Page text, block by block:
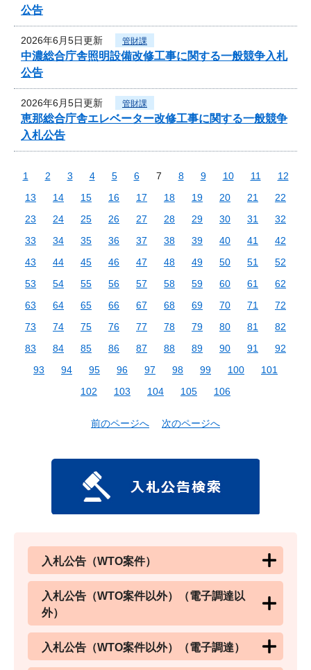
公告
2026年6月5日更新 管財課
中濃総合庁舎照明設備改修工事に関する一般競争入札
公告
2026年6月5日更新 管財課
恵那総合庁舎エレベーター改修工事に関する一般競争
入札公告
1 2 3 4 5 6 7 8 9 10 11
12
13
14 15 16 17 18 19 20 21
22
23
24 25 26 27 28 29 30 31
32
33
34 35 36 37 38 39 40 41
42
43
44 45 46 47 48 49 50 51
52
53
54 55 56 57 58 59 60 61
62
63
64 65 66 67 68 69 70 71
72
73
74 75 76 77 78 79 80 81
82
83
84 85 86 87 88 89 90 91
92
93
94 95 96 97 98 99 100
101
102
103 104 105 106
前のページへ 次のページへ
入札公告（WTO案件）
入札公告（WTO案件以外）（電子調達以
外）
入札公告（WTO案件以外）（電子調達）